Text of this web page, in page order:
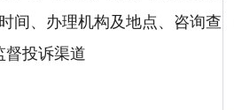
间、办理机构及地点、咨询查
督投诉渠道